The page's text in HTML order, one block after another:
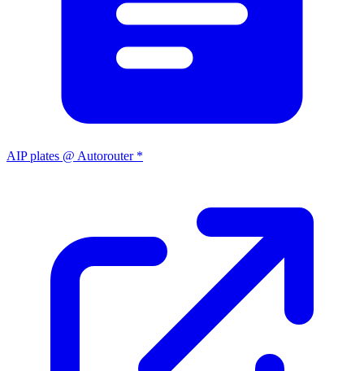
AIP plates @ Autorouter *